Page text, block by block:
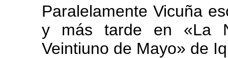
Paralelamente Vicuña
y más tarde en «La
Veintiuno de Mayo» de